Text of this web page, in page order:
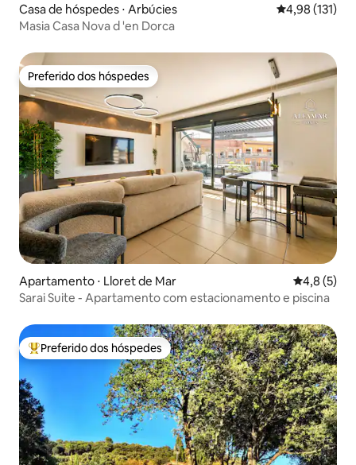
Casa de hóspedes ⋅ Arbúcies 4,98 de uma
4,98 (131)
Masia Casa Nova d 'en Dorca
Preferido dos hóspedes
Preferido dos hóspedes
Apartamento ⋅ Lloret de Mar 4,8 de
4,8 (5)
Sarai Suite - Apartamento com estacionamento e piscina
Entre os melhores preferidos dos hóspedes
Preferido dos hóspedes